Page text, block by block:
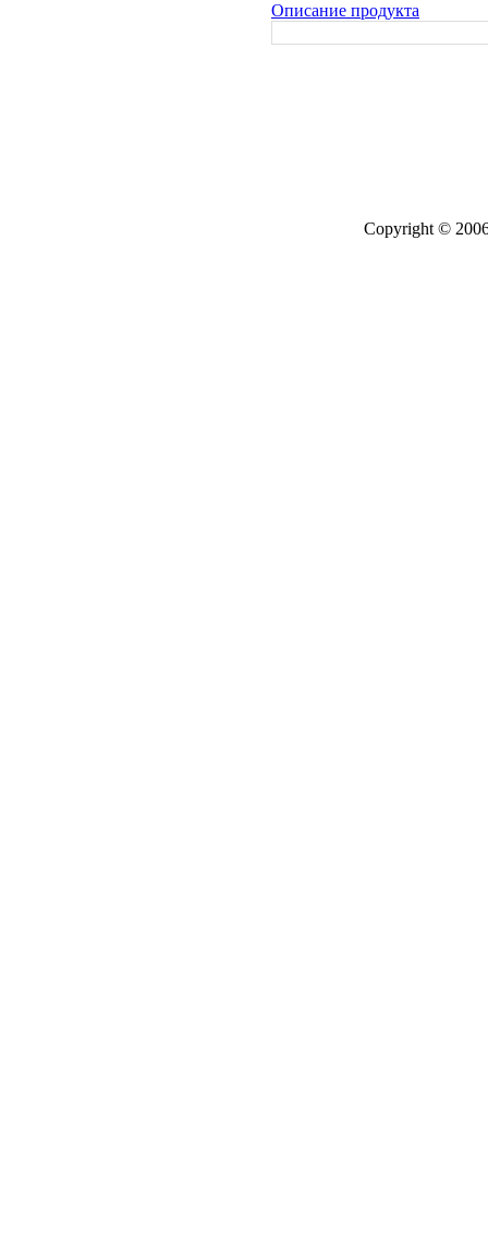
Описание продукта
Copyright ©